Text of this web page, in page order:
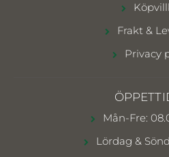
Frakt &
Privacy
Mån-Fre:
Lördag &